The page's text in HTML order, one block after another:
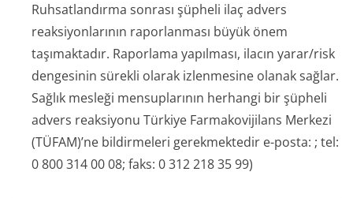
Ruhsatlandırma sonrası şüpheli ilaç advers
reaksiyonlarının raporlanması büyük önem
taşımaktadır. Raporlama yapılması, ilacın yarar/risk
dengesinin sürekli olarak izlenmesine olanak sağlar.
Sağlık mesleği mensuplarının herhangi bir şüpheli
advers reaksiyonu Türkiye Farmakovijilans Merkezi
(TÜFAM)’ne bildirmeleri gerekmektedir e-posta: ; tel:
0 800 314 00 08; faks: 0 312 218 35 99)